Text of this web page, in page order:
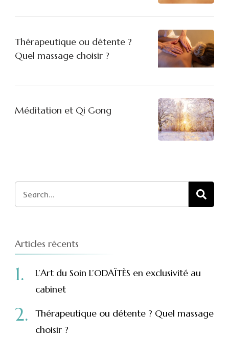
Thérapeutique ou détente ?
Quel massage choisir ?
Méditation et Qi Gong
Search
for:
Articles récents
L’Art du Soin L’ODAÏTÈS en exclusivité au
cabinet
Thérapeutique ou détente ? Quel massage
choisir ?